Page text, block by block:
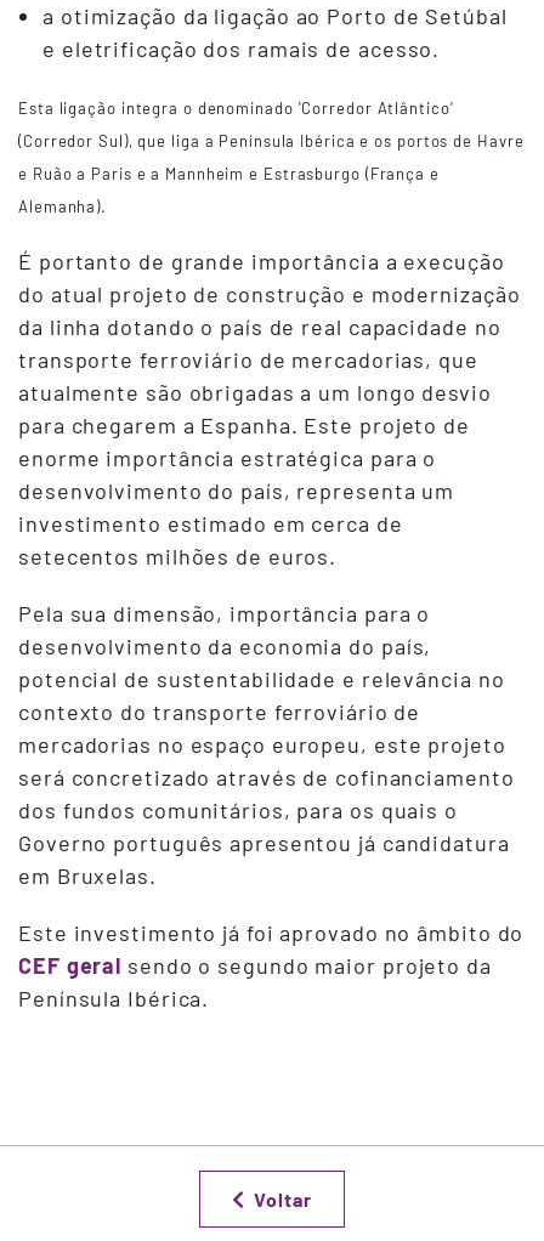
a otimização da ligação ao Porto de Setúbal
e eletrificação dos ramais de acesso.
Esta ligação integra o denominado 'Corredor Atlântico'
(Corredor Sul), que liga a Península Ibérica e os portos de Havre
e Ruão a Paris e a Mannheim e Estrasburgo (França e
Alemanha).
É portanto de grande importância a execução
do atual projeto de construção e modernização
da linha dotando o país de real capacidade no
transporte ferroviário de mercadorias, que
atualmente são obrigadas a um longo desvio
para chegarem a Espanha. Este projeto de
enorme importância estratégica para o
desenvolvimento do país, representa um
investimento estimado em cerca de
setecentos milhões de euros.
Pela sua dimensão, importância para o
desenvolvimento da economia do país,
potencial de sustentabilidade e relevância no
contexto do transporte ferroviário de
mercadorias no espaço europeu, este projeto
será concretizado através de cofinanciamento
dos fundos comunitários, para os quais o
Governo português apresentou já candidatura
em Bruxelas.
Este investimento já foi aprovado no âmbito do
CEF geral sendo o segundo maior projeto da
Península Ibérica.
Voltar